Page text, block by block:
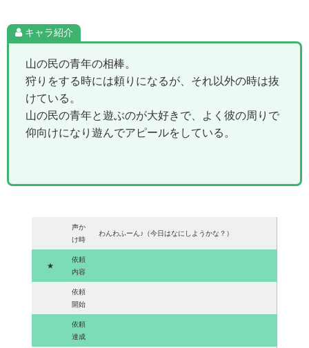
キャラ紹介
山の民の青年の相棒。
狩りをする時には頼りになるが、それ以外の時は抜
けている。
山の民の青年と遊ぶのが大好きで、よく彼の周りで
仰向けになり遊んでアピールをしている。
声か
け時
わんわふーん♪（今日はなにしようかな？）
★
依頼
内容
依頼
開始
依頼
達成